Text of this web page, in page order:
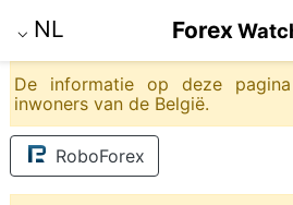
⌵ NL Forex
De informatie op deze
inwoners van de België.
RoboForex